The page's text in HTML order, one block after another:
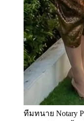
ทีมทนาย Notary